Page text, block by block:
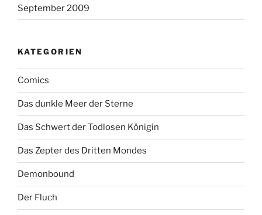
September 2009
KATEGORIEN
Comics
Das dunkle Meer der Sterne
Das Schwert der Todlosen Königin
Das Zepter des Dritten Mondes
Demonbound
Der Fluch